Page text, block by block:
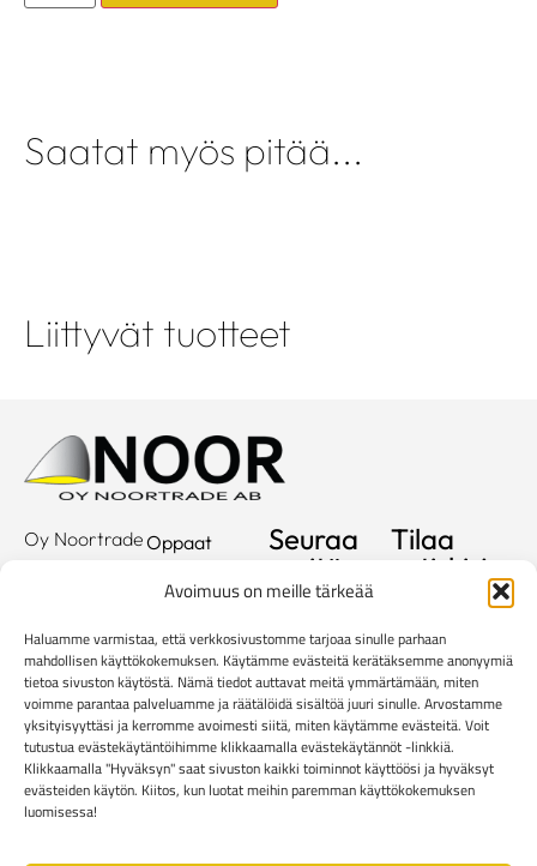
Avoimuus on meille tärkeää
Haluamme varmistaa, että verkkosivustomme tarjoaa sinulle parhaan
mahdollisen käyttökokemuksen. Käytämme evästeitä kerätäksemme anonyymiä
tietoa sivuston käytöstä. Nämä tiedot auttavat meitä ymmärtämään, miten
voimme parantaa palveluamme ja räätälöidä sisältöä juuri sinulle. Arvostamme
yksityisyyttäsi ja kerromme avoimesti siitä, miten käytämme evästeitä. Voit
tutustua evästekäytäntöihimme klikkaamalla evästekäytännöt -linkkiä.
Klikkaamalla "Hyväksyn" saat sivuston kaikki toiminnot käyttöösi ja hyväksyt
evästeiden käytön. Kiitos, kun luotat meihin paremman käyttökokemuksen
luomisessa!
Saatat myös pitää...
Liittyvät tuotteet
Oy Noortrade
Hallimestarinkatu
20780
Kaarina
info@noortrade.fi
+358 2 51 22
500
Oppaat
Kuvastot
Showroom
Yritys
Yhteystiedot
Ajankohtaista
Seuraa
meitä
Tilaa
uutiskirje